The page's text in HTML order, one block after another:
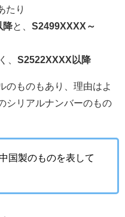
たり
降と、 S2499XXXX～
、 S2522XXXX以降
のものもあり、理由はよ
シリアルナンバーのもの
国製のものを表して